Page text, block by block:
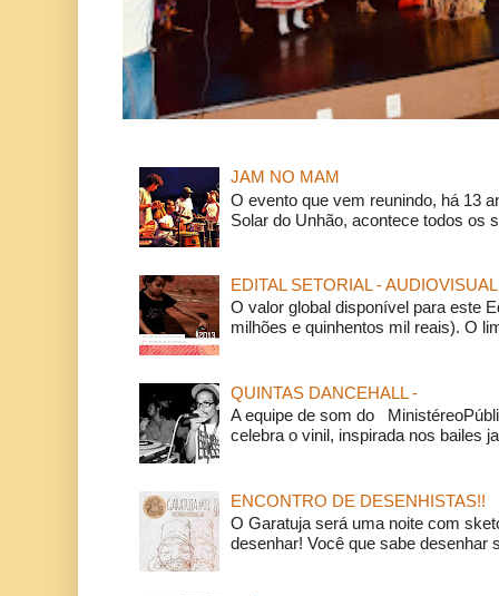
JAM NO MAM
O evento que vem reunindo, há 13
Solar do Unhão, acontece todos os
EDITAL SETORIAL - AUDIOVISUAL
O valor global disponível para este
milhões e quinhentos mil reais). O
QUINTAS DANCEHALL -
A equipe de som do
celebra o vinil, inspirada nos bailes
ENCONTRO DE DESENHISTAS!!
O Garatuja será uma noite com
desenhar! Você que sabe desenhar